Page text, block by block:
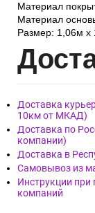
Материал
Материал
Размер: 1,06м х
Дост
Доставка
10км от МКАД)
Доставка по
компании)
Доставка в
Самовывоз из
Инструкции при
компаний